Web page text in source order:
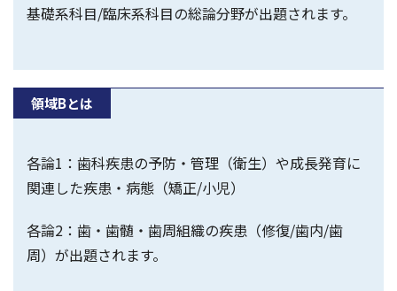
基礎系科目/臨床系科目の総論分野が出題されます。
領域Bとは
各論1：歯科疾患の予防・管理（衛生）や成長発育に
関連した疾患・病態（矯正/小児）
各論2：歯・歯髄・歯周組織の疾患（修復/歯内/歯
周）が出題されます。